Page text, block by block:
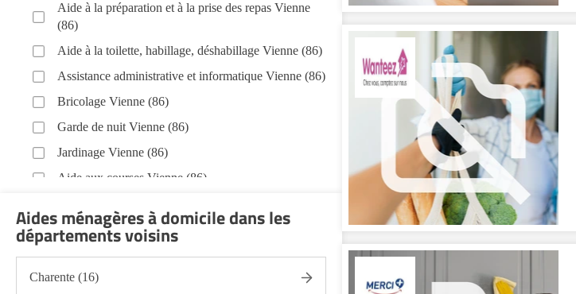
Aide à la préparation et à la prise des repas Vienne
(86)
Aide à la toilette, habillage, déshabillage Vienne (86)
Assistance administrative et informatique Vienne (86)
Bricolage Vienne (86)
Garde de nuit Vienne (86)
Jardinage Vienne (86)
Aide aux courses Vienne (86)
gestion du linge Vienne (86)
Portage de repas Vienne (86)
Sorties (promenades, rendez-vous médicaux...)
Aides ménagères à domicile dans les
départements voisins
Charente (16)